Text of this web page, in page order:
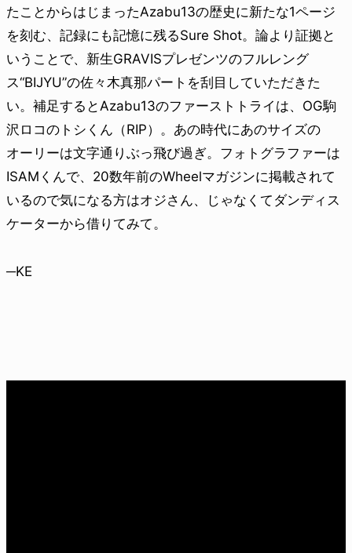
たことからはじまったAzabu13の歴史に新たな1ページ
を刻む、記録にも記憶に残るSure Shot。論より証拠と
いうことで、新生GRAVISプレゼンツのフルレング
ス“BIJYU”の佐々木真那パートを刮目していただきた
い。補足するとAzabu13のファーストトライは、OG駒
沢ロコのトシくん（RIP）。あの時代にあのサイズの
オーリーは文字通りぶっ飛び過ぎ。フォトグラファーは
ISAMくんで、20数年前のWheelマガジンに掲載されて
いるので気になる方はオジさん、じゃなくてダンディス
ケーターから借りてみて。
─KE